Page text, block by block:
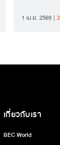
1 เม.ย. 2569
เกี่ยวกับเรา
BEC World